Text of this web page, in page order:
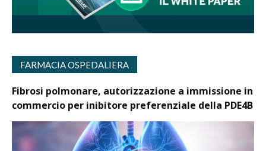
FARMACIA OSPEDALIERA
Fibrosi polmonare, autorizzazione a immissione in
commercio per inibitore preferenziale della PDE4B